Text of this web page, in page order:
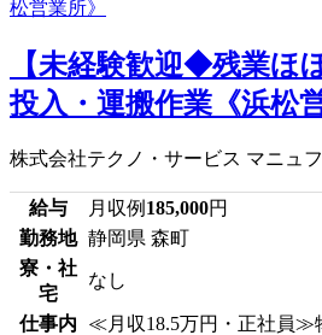
【未経験歓迎◆残業ほ
投入・運搬作業《浜松
株式会社テクノ・サービス マニュ
給与 月収例 185,000円
勤務地 静岡県 森町
寮・社
宅
なし
仕事内
≪月収18.5万円・正社員≫